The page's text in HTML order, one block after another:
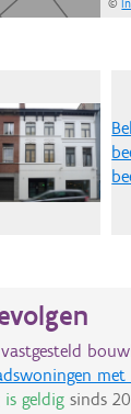
©
vastgesteld
met
is geldigsinds